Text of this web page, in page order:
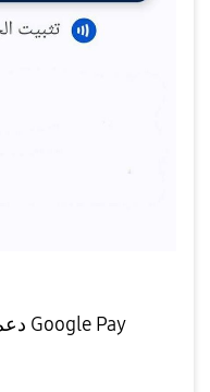
دعم بطاقة البنك العربي في تطبيق Google Pay